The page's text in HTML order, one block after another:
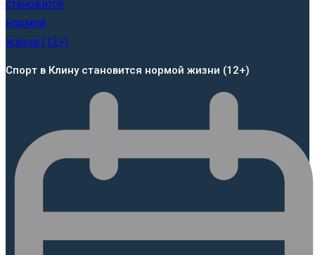
Спорт в Клину становится нормой жизни (12+)